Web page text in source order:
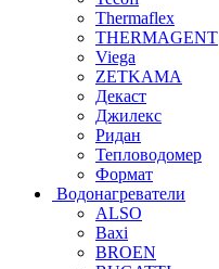
Thermaflex
THERMAGENT
Viega
ZETKAMA
Декаст
Джилекс
Ридан
Тепловодомер
Формат
Водонагреватели
ALSO
Baxi
BROEN